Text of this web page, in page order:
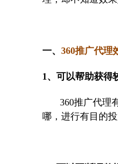
一、 360推广代理
1、可以帮助获得
360推广代理
哪，进行有目的